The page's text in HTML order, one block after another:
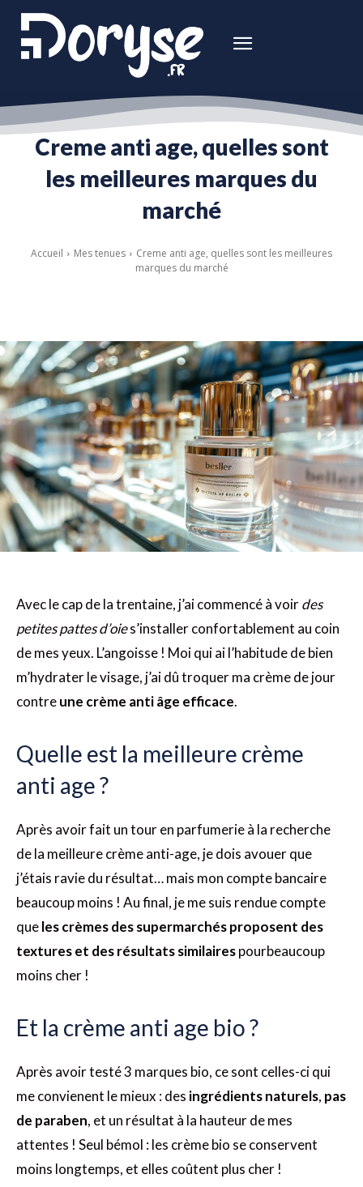
Creme anti age, quelles sont
les meilleures marques du
marché
Accueil Mes tenues
Creme anti age, quelles sont les meilleures
marques du marché
Avec le cap de la trentaine, j’ai commencé à voirdes
petites pattes d’oies’installer confortablement au coin
de mes yeux. L’angoisse ! Moi qui ai l’habitude de bien
m’hydrater le visage, j’ai dû troquer ma crème de jour
contreune crème anti âge efficace.
Quelle est la meilleure crème
anti age ?
Après avoir fait un tour en parfumerie à la recherche
de la meilleure crème anti-age, je dois avouer que
j’étais ravie du résultat… mais mon compte bancaire
beaucoup moins ! Au final, je me suis rendue compte
queles crèmes des supermarchés proposent des
textures et des résultats similairespourbeaucoup
moins cher !
Et la crème anti age bio ?
Après avoir testé 3 marques bio, ce sont celles-ci qui
me convienent le mieux : des ingrédients naturels, pas
de paraben, et un résultat à la hauteur de mes
attentes ! Seul bémol : les crème bio se conservent
moins longtemps, et elles coûtent plus cher !